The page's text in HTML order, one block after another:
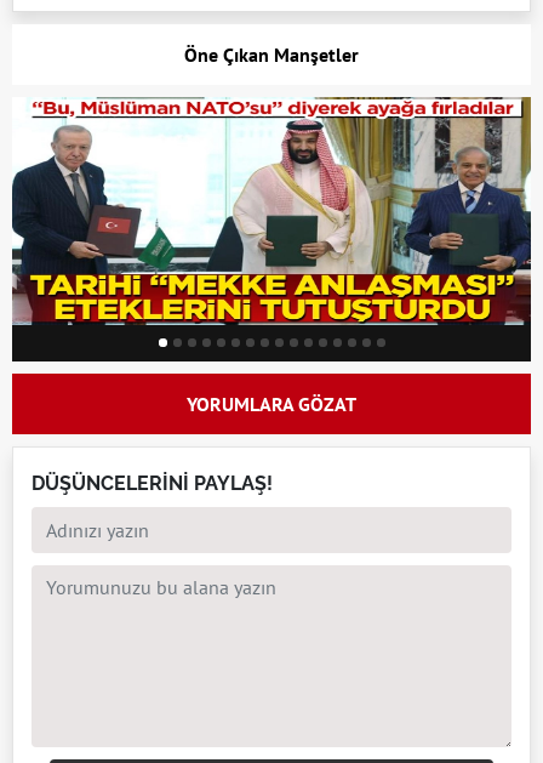
Öne Çıkan Manşetler
YORUMLARA GÖZAT
DÜŞÜNCELERİNİ PAYLAŞ!